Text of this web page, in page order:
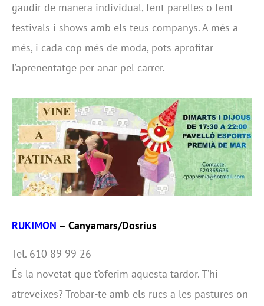
gaudir de manera individual, fent parelles o fent
festivals i shows amb els teus companys. A més a
més, i cada cop més de moda, pots aprofitar
l’aprenentatge per anar pel carrer.
RUKIMON – Canyamars/Dosrius
Tel. 610 89 99 26
És la novetat que t’oferim aquesta tardor. T’hi
atreveixes? Trobar-te amb els rucs a les pastures on